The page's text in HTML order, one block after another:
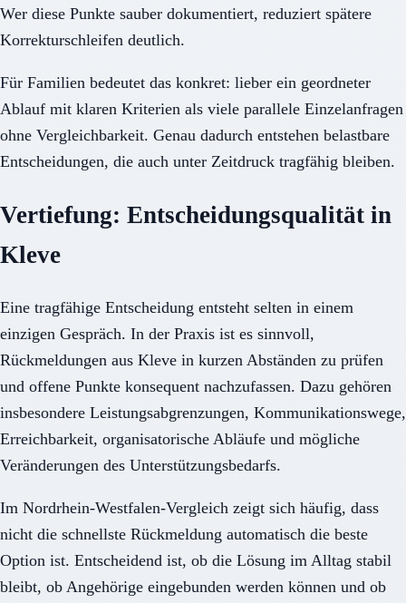
Wer diese Punkte sauber dokumentiert, reduziert spätere
Korrekturschleifen deutlich.
Für Familien bedeutet das konkret: lieber ein geordneter
Ablauf mit klaren Kriterien als viele parallele Einzelanfragen
ohne Vergleichbarkeit. Genau dadurch entstehen belastbare
Entscheidungen, die auch unter Zeitdruck tragfähig bleiben.
Vertiefung: Entscheidungsqualität in
Kleve
Eine tragfähige Entscheidung entsteht selten in einem
einzigen Gespräch. In der Praxis ist es sinnvoll,
Rückmeldungen aus Kleve in kurzen Abständen zu prüfen
und offene Punkte konsequent nachzufassen. Dazu gehören
insbesondere Leistungsabgrenzungen, Kommunikationswege,
Erreichbarkeit, organisatorische Abläufe und mögliche
Veränderungen des Unterstützungsbedarfs.
Im Nordrhein-Westfalen-Vergleich zeigt sich häufig, dass
nicht die schnellste Rückmeldung automatisch die beste
Option ist. Entscheidend ist, ob die Lösung im Alltag stabil
bleibt, ob Angehörige eingebunden werden können und ob